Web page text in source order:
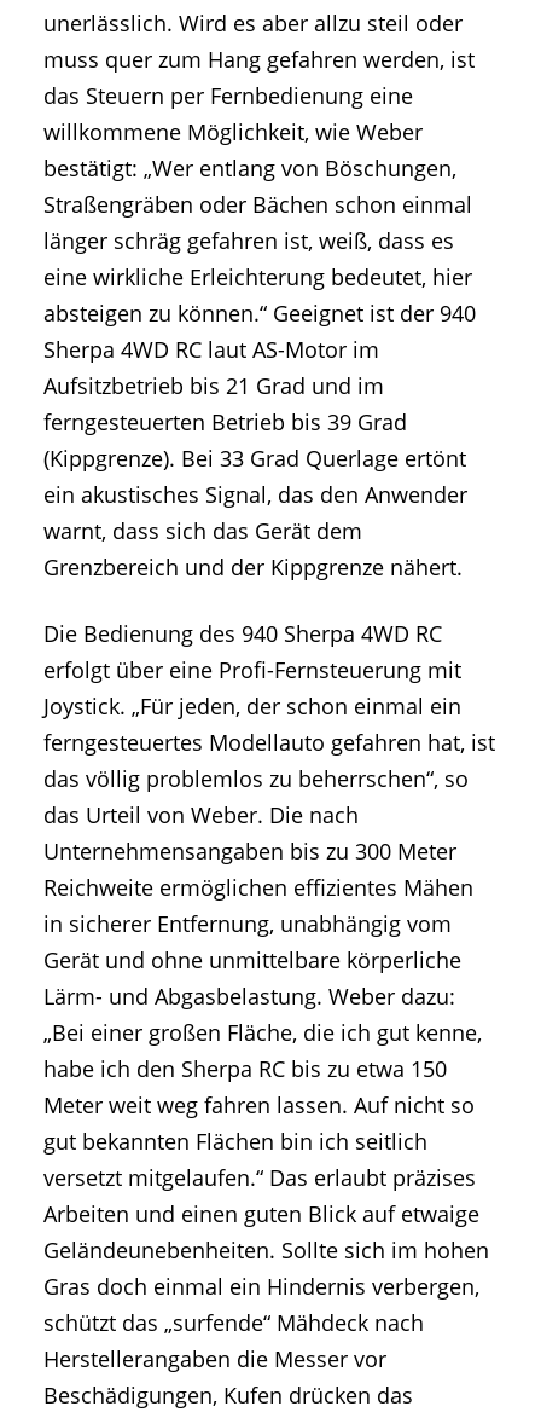
unerlässlich. Wird es aber allzu steil oder
muss quer zum Hang gefahren werden, ist
das Steuern per Fernbedienung eine
willkommene Möglichkeit, wie Weber
bestätigt: „Wer entlang von Böschungen,
Straßengräben oder Bächen schon einmal
länger schräg gefahren ist, weiß, dass es
eine wirkliche Erleichterung bedeutet, hier
absteigen zu können.“ Geeignet ist der 940
Sherpa 4WD RC laut AS-Motor im
Aufsitzbetrieb bis 21 Grad und im
ferngesteuerten Betrieb bis 39 Grad
(Kippgrenze). Bei 33 Grad Querlage ertönt
ein akustisches Signal, das den Anwender
warnt, dass sich das Gerät dem
Grenzbereich und der Kippgrenze nähert.
Die Bedienung des 940 Sherpa 4WD RC
erfolgt über eine Profi-Fernsteuerung mit
Joystick. „Für jeden, der schon einmal ein
ferngesteuertes Modellauto gefahren hat, ist
das völlig problemlos zu beherrschen“, so
das Urteil von Weber. Die nach
Unternehmensangaben bis zu 300 Meter
Reichweite ermöglichen effizientes Mähen
in sicherer Entfernung, unabhängig vom
Gerät und ohne unmittelbare körperliche
Lärm- und Abgasbelastung. Weber dazu:
„Bei einer großen Fläche, die ich gut kenne,
habe ich den Sherpa RC bis zu etwa 150
Meter weit weg fahren lassen. Auf nicht so
gut bekannten Flächen bin ich seitlich
versetzt mitgelaufen.“ Das erlaubt präzises
Arbeiten und einen guten Blick auf etwaige
Geländeunebenheiten. Sollte sich im hohen
Gras doch einmal ein Hindernis verbergen,
schützt das „surfende“ Mähdeck nach
Herstellerangaben die Messer vor
Beschädigungen, Kufen drücken das